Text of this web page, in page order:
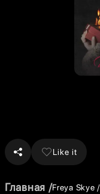
Like it
Главная Freya Skye